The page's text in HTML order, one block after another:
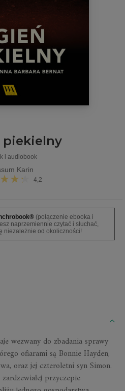
piekielny
i audiobook
Karin
4,2
(połączenie ebooka i
naprzemiennie czytać i słuchać,
niezależnie od okoliczności!
wezwany do zbadania sprawy
ofiarami są Bonnie Hayden,
oraz jej czteroletni syn Simon.
przyczepie